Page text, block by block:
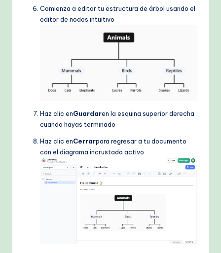
Comienza a editar tu estructura de árbol usando el
editor de nodos intuitivo
Haz clic enGuardaren la esquina superior derecha
cuando hayas terminado
Haz clic enCerrarpara regresar a tu documento
con el diagrama incrustado activo